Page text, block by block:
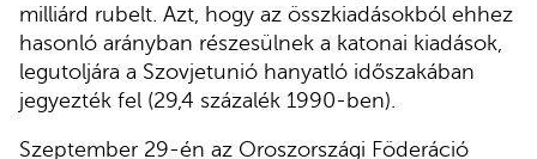
milliárd rubelt. Azt, hogy az összkiadásokból ehhez
hasonló arányban részesülnek a katonai kiadások,
legutoljára a Szovjetunió hanyatló időszakában
jegyezték fel (29,4 százalék 1990-ben).
Szeptember 29-én az Oroszországi Föderáció